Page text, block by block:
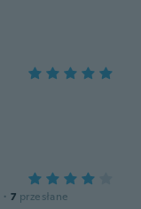
· 7 przesłane